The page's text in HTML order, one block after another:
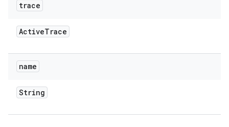
trace
ActiveTrace
name
String